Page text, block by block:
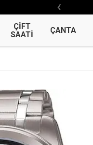
‹
ÇİFT
SAATİ
ÇANTA
‹